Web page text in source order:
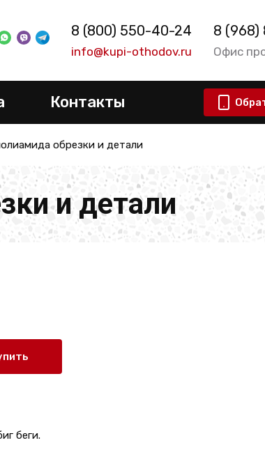
8 (800) 550-40-24
info@kupi-othodov.ru
8
Офис
Контакты
обрезки и детали
и детали
беги.